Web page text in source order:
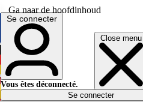
Ga naar de hoofdinhoud
Close menu
English
Deutsch
Se connecter
Vous êtes déconnecté.
Se connecter